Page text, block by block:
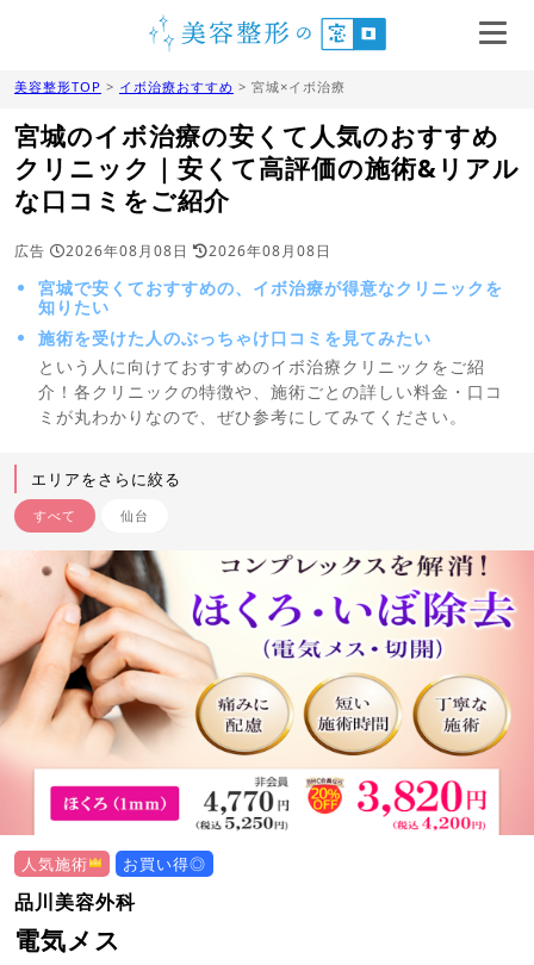
美容整形TOP > イボ治療おすすめ > 宮城×イボ治療
宮城のイボ治療の安くて人気のおすすめ
クリニック｜安くて高評価の施術&リアル
な口コミをご紹介
広告 2026年08月08日 2026年08月08日
宮城で安くておすすめの、イボ治療が得意なクリニックを
知りたい
施術を受けた人のぶっちゃけ口コミを見てみたい
という人に向けておすすめのイボ治療クリニックをご紹
介！各クリニックの特徴や、施術ごとの詳しい料金・口コ
ミが丸わかりなので、ぜひ参考にしてみてください。
エリアをさらに絞る
すべて 仙台
人気施術 お買い得◎
品川美容外科
電気メス